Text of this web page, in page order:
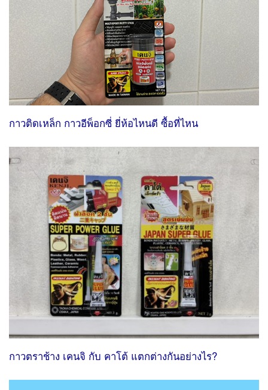
กาวติดเหล็ก กาวอีพ็อกซี่ ยี่ห้อไหนดี ซื้อที่ไหน
กาวตราช้าง เคนจิ กับ คาโต้ แตกต่างกันอย่างไร?